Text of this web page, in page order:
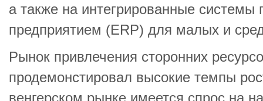
а также на интегрированные системы
предприятием (ERP) для малых и
Рынок привлечения сторонних
продемонстировал высокие темпы